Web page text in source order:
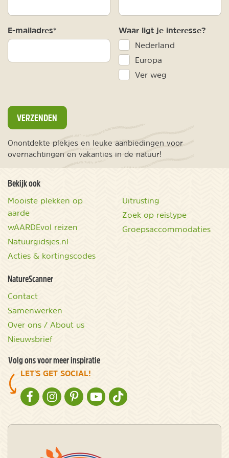
E-mailadres* Waar ligt je interesse?
Nederland
Europa
Ver weg
VERZENDEN
Onontdekte plekjes en leuke aanbiedingen voor
overnachtingen en vakanties in de natuur!
Bekijk ook
Mooiste plekken op
aarde
wAARDEvol reizen
Natuurgidsjes.nl
Acties & kortingscodes
Uitrusting
Zoek op reistype
Groepsaccommodaties
NatureScanner
Contact
Samenwerken
Over ons / About us
Nieuwsbrief
Volg ons voor meer inspiratie
LET'S GET SOCIAL!
NATURESCANNER OP FACEBOOK
NATURESCANNER OP INSTAGRAM
NATURESCANNER OP PINTEREST
NATURESCANNER OP YOUTUBE
NATURESCANNER OP TIKTOK